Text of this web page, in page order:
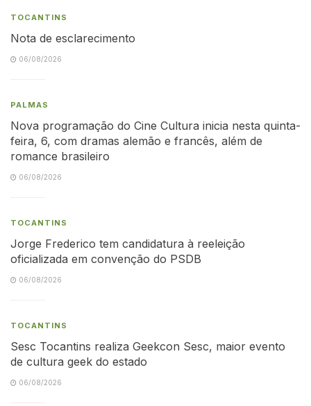
TOCANTINS
Nota de esclarecimento
06/08/2026
PALMAS
Nova programação do Cine Cultura inicia nesta quinta-
feira, 6, com dramas alemão e francês, além de
romance brasileiro
06/08/2026
TOCANTINS
Jorge Frederico tem candidatura à reeleição
oficializada em convenção do PSDB
06/08/2026
TOCANTINS
Sesc Tocantins realiza Geekcon Sesc, maior evento
de cultura geek do estado
06/08/2026